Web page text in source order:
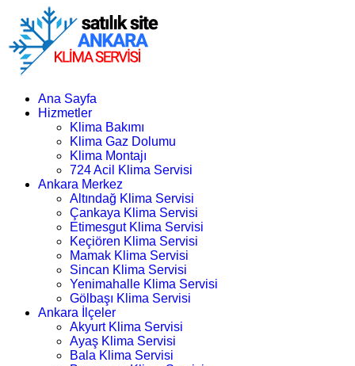
Ana Sayfa
Hizmetler
Klima Bakımı
Klima Gaz Dolumu
Klima Montajı
724 Acil Klima Servisi
Ankara Merkez
Altındağ Klima Servisi
Çankaya Klima Servisi
Etimesgut Klima Servisi
Keçiören Klima Servisi
Mamak Klima Servisi
Sincan Klima Servisi
Yenimahalle Klima Servisi
Gölbaşı Klima Servisi
Ankara İlçeler
Akyurt Klima Servisi
Ayaş Klima Servisi
Bala Klima Servisi